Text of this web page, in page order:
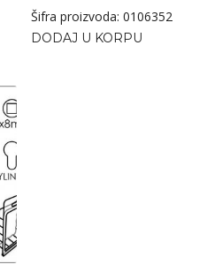
Šifra proizvoda: 0106352
DODAJ U KORPU